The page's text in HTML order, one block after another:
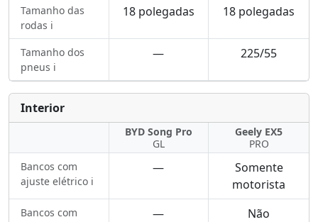
Tamanho das
rodas ℹ️
18 polegadas 18 polegadas
Tamanho dos
pneus ℹ️
— 225/55
Interior
BYD Song Pro
GL
Geely EX5
PRO
Bancos com
ajuste elétrico ℹ️
—
Somente
motorista
Bancos com
— Não